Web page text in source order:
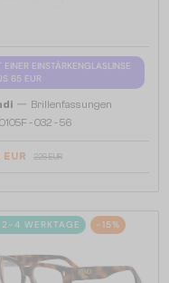
EINER EINSTÄRKENGLASLINSE
65 EUR
— Brillenfassungen
- 032 - 56
EUR 226 EUR
2-4 WERKTAGE -15%